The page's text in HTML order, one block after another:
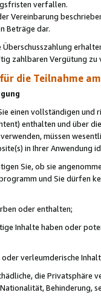
verfallen.
Vereinbarung
Beträge dar.
zahlbaren Vergütung zu
die Teilnahme
einen vollständigen
enthalten und über
müssen
in Ihrer Anwendung
Sie, ob sie
und Sie dürfen
oder enthalten;
Inhalte haben oder
verleumderische
die Privatsphäre
Behinderung,